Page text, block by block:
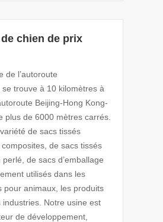
chien de prix
de l’autoroute
trouve à 10 kilomètres à
Beijing-Hong Kong-
plus de 6000 mètres carrés.
de sacs tissés
de sacs tissés
de sacs d’emballage
utilisés dans les
pour animaux, les produits
Notre usine est
de développement,